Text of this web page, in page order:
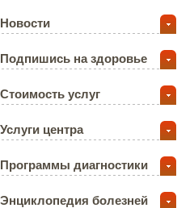
Новости
Подпишись на здоровье
Стоимость услуг
Услуги центра
Программы диагностики
Энциклопедия болезней